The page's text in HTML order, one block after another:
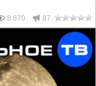
8 670 87